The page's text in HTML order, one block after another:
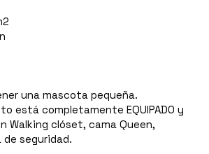
una mascota pequeña.
está completamente EQUIPADO y
Walking clóset, cama Queen,
de seguridad.